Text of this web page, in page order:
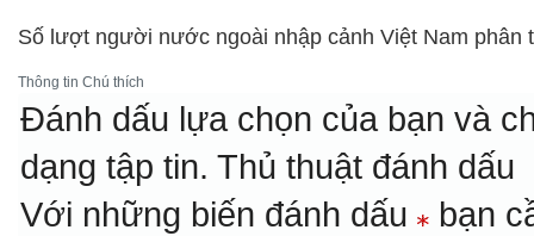
Số lượt người nước ngoài nhập cảnh Việt Nam phân
Thông tin Chú thích
Đánh dấu lựa chọn của bạn và
dạng tập tin.Thủ thuật đánh dấu
Với những biến đánh dấu bạn